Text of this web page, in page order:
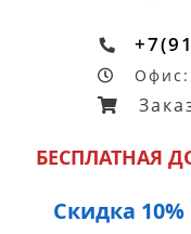
Офис:
БЕСПЛАТНАЯ
Скидка 10%